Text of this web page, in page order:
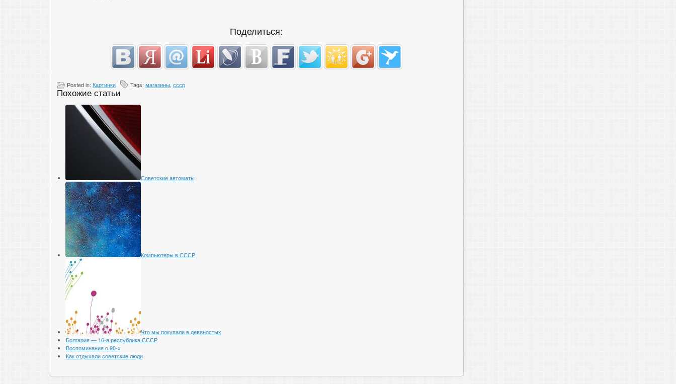
Поделиться:
Posted in: Картинки Tags: магазины ссср
Похожие статьи
Советские автоматы
Компьютеры в СССР
Что мы покупали в девяностых
Болгария — 16-я республика СССР
Воспоминания о 90-х
Как отдыхали советские люди